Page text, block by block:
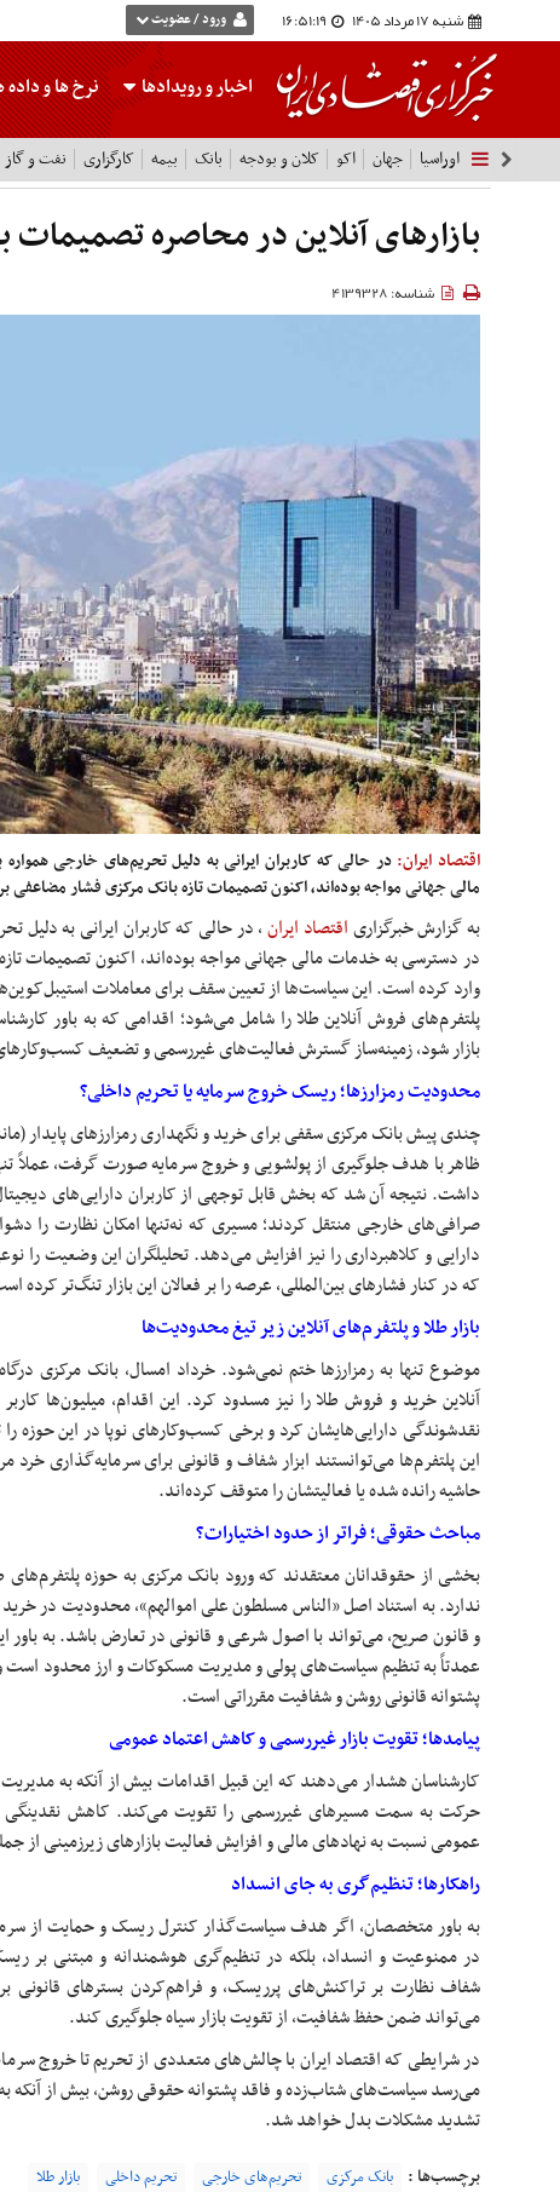
شنبه 17 مرداد 1405 16:51:20 ورود / عضویت
اخبار و رویدادها نرخ هاو داده
اوراسیا جهان اکو کلان و بودجه بانک بیمه کارگزاری نفت و گاز
بازارهای آنلاین در محاصره
شناسه: 4139328
اقتصاد ایران: در حالی که کاربران ایرانی به دلیل تحریم‌های خارجی
مالی جهانی مواجه بوده‌اند، اکنون تصمیمات تازه بانک مرکزی فشار مضاعفی
به گزارش خبرگزاریاقتصاد ایران ،در حالی که کاربران ایرانی به دلیل
در دسترسی به خدمات مالی جهانی مواجه بوده‌اند، اکنون تصمیمات
وارد کرده است. این سیاست‌ها از تعیین سقف برای معاملات
پلتفرم‌های فروش آنلاین طلا را شامل می‌شود؛ اقدامی که به باور
بازار شود، زمینه‌ساز گسترش فعالیت‌های غیررسمی و تضعیف
محدودیت رمزارزها؛ ریسک خروج سرمایه یا تحریم داخلی؟
چندی پیش بانک مرکزی سقفی برای خرید و نگهداری رمزارزهای پایدار
ظاهر با هدف جلوگیری از پولشویی و خروج سرمایه صورت گرفت، عملاً
داشت. نتیجه آن شد که بخش قابل توجهی از کاربران دارایی‌های
صرافی‌های خارجی منتقل کردند؛ مسیری که نه‌تنها امکان نظارت را
دارایی و کلاهبرداری را نیز افزایش می‌دهد. تحلیلگران این وضعیت
که در کنار فشارهای بین‌المللی، عرصه را بر فعالان این بازار تنگ‌تر کرده
بازار طلا و پلتفرم‌های آنلاین زیر تیغ محدودیت‌ها
موضوع تنها به رمزارزها ختم نمی‌شود. خرداد امسال، بانک مرکزی
آنلاین خرید و فروش طلا را نیز مسدود کرد. این اقدام، میلیون‌ها
نقدشوندگی دارایی‌هایشان کرد و برخی کسب‌وکارهای نوپا در این حوزه
این پلتفرم‌ها می‌توانستند ابزار شفاف و قانونی برای سرمایه‌گذاری خرد
حاشیه رانده شده یا فعالیتشان را متوقف کرده‌اند.
مباحث حقوقی؛ فراتر از حدود اختیارات؟
بخشی از حقوقدانان معتقدند که ورود بانک مرکزی به حوزه
ندارد. به استناد اصل «الناس مسلطون علی اموالهم»، محدودیت در
و قانون صریح، می‌تواند با اصول شرعی و قانونی در تعارض باشد. به
عمدتاً به تنظیم سیاست‌های پولی و مدیریت مسکوکات و ارز محدود است و
پشتوانه قانونی روشن و شفافیت مقرراتی است.
پیامدها؛ تقویت بازار غیررسمی و کاهش اعتماد عمومی
کارشناسان هشدار می‌دهند که این قبیل اقدامات بیش از آنکه به مدیریت
حرکت به سمت مسیرهای غیررسمی را تقویت می‌کند. کاهش نقدینگی
عمومی نسبت به نهادهای مالی و افزایش فعالیت بازارهای زیرزمینی از
راهکارها؛ تنظیم‌گری به جای انسداد
به باور متخصصان، اگر هدف سیاست‌گذار کنترل ریسک و حمایت از
در ممنوعیت و انسداد، بلکه در تنظیم‌گری هوشمندانه و مبتنی بر
شفاف نظارت بر تراکنش‌های پرریسک، و فراهم‌کردن بسترهای قانونی
می‌تواند ضمن حفظ شفافیت، از تقویت بازار سیاه جلوگیری کند.
در شرایطی که اقتصاد ایران با چالش‌های متعددی از تحریم تا خروج
می‌رسد سیاست‌های شتاب‌زده و فاقد پشتوانه حقوقی روشن، بیش از
تشدید مشکلات بدل خواهد شد.
برچسب‌ها : بانک مرکزی تحریم‌های خارجی تحریم داخلی بازار طلا